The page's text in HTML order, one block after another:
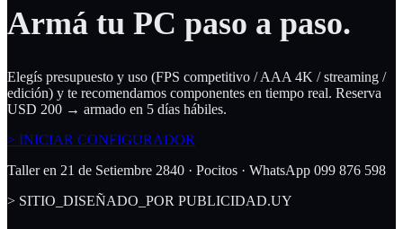
Armá tu PC paso a paso.
Elegís presupuesto y uso (FPS competitivo / AAA 4K / streaming /
edición) y te recomendamos componentes en tiempo real. Reserva
USD 200 → armado en 5 días hábiles.
> INICIAR CONFIGURADOR
Taller en 21 de Setiembre 2840 · Pocitos · WhatsApp 099 876 598
> SITIO_DISEÑADO_POR PUBLICIDAD.UY